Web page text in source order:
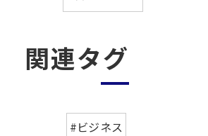
関連タグ
#ビジネス